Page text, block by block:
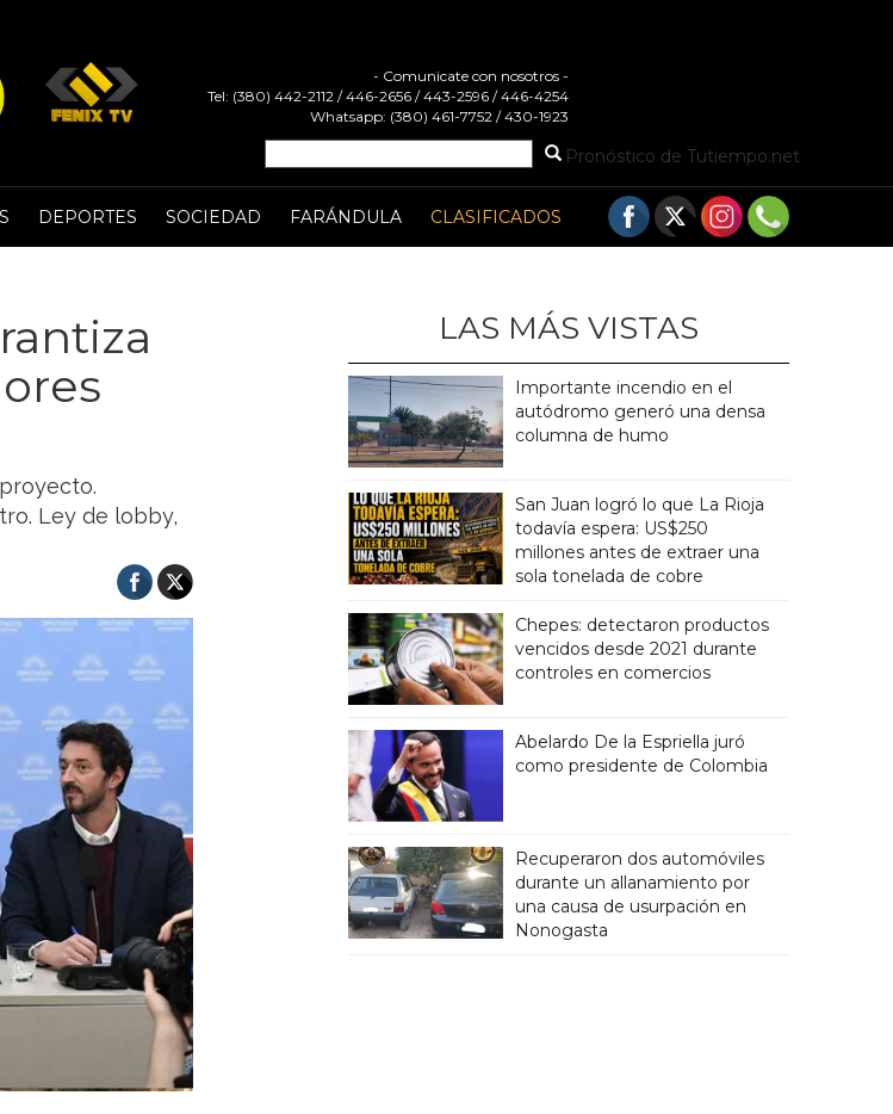
- Comunicate con nosotros -
Tel: (380) 442-2112 / 446-2656 / 443-2596 / 446-4254
Whatsapp: (380) 461-7752 / 430-1923
Pronóstico de Tutiempo.net
DEPORTES SOCIEDAD FARÁNDULA CLASIFICADOS
Ley de lobby,
LAS MÁS VISTAS
Importante incendio en el
autódromo generó una densa
columna de humo
San Juan logró lo que La Rioja
todavía espera: US$250
millones antes de extraer una
sola tonelada de cobre
Chepes: detectaron productos
vencidos desde 2021 durante
controles en comercios
Abelardo De la Espriella juró
como presidente de Colombia
Recuperaron dos automóviles
durante un allanamiento por
una causa de usurpación en
Nonogasta